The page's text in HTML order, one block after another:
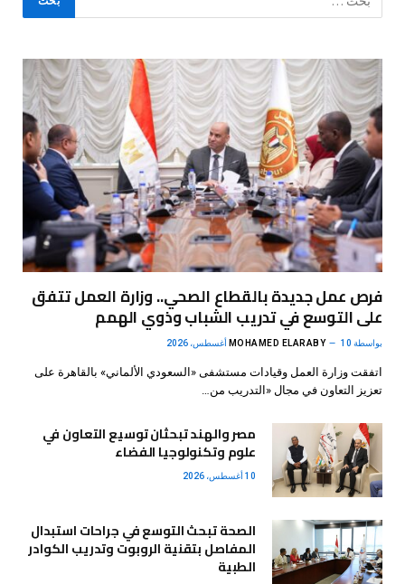
فرص عمل جديدة بالقطاع الصحي.. وزارة العمل تتفق
على التوسع في تدريب الشباب وذوي الهمم
بواسطة MOHAMED ELARABY 10 أغسطس، 2026
اتفقت وزارة العمل وقيادات مستشفى «السعودي الألماني» بالقاهرة على
تعزيز التعاون في مجال «التدريب من…
مصر والهند تبحثان توسيع التعاون في
علوم وتكنولوجيا الفضاء
10 أغسطس، 2026
الصحة تبحث التوسع في جراحات استبدال
المفاصل بتقنية الروبوت وتدريب الكوادر
الطبية